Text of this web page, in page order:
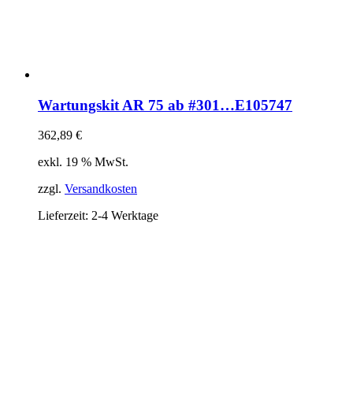
Wartungskit AR 75 ab #301…E105747
362,89 €
exkl. 19 % MwSt.
zzgl. Versandkosten
Lieferzeit: 2-4 Werktage